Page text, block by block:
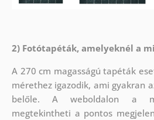
2) Fotótapéták, amelyeknél a
A 270 cm magasságú tapéták
mérethez igazodik, ami gyakran
belőle. A weboldalon a
megtekintheti a pontos